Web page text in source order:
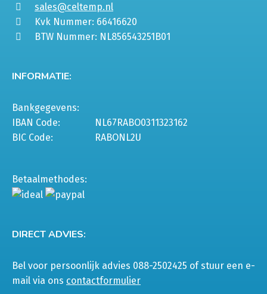
sales@celtemp.nl
Kvk Nummer: 66416620
BTW Nummer: NL856543251B01
INFORMATIE:
Bankgegevens:
IBAN Code:
NL67RABO0311323162
BIC Code:
RABONL2U
Betaalmethodes:
DIRECT ADVIES:
Bel voor persoonlijk advies 088-2502425 of stuur een e-
mail via ons contactformulier